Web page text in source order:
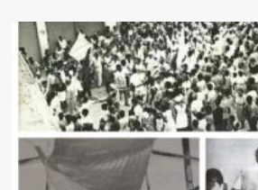
30
DE
MARÇO:
HÁ
49
ANOS
ATRÁS,
A
REDUC
EXPLODIA